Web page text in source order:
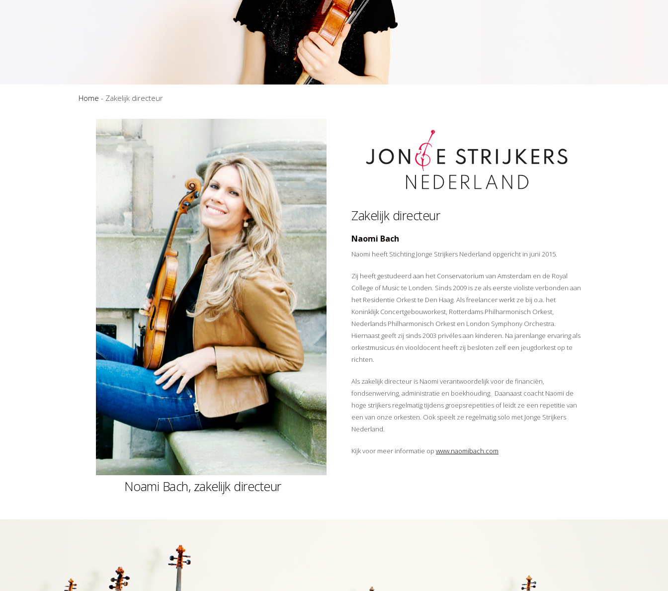
Home - Zakelijk directeur
Noami Bach, zakelijk directeur
Zakelijk directeur
Naomi Bach
Naomi heeft Stichting Jonge Strijkers Nederland opgericht in juni 2015.
Zij heeft gestudeerd aan het Conservatorium van Amsterdam en de Royal
College of Music te Londen. Sinds 2009 is ze als eerste violiste verbonden aan
het Residentie Orkest te Den Haag. Als freelancer werkt ze bij o.a. het
Koninklijk Concertgebouworkest, Rotterdams Philharmonisch Orkest,
Nederlands Philharmonisch Orkest en London Symphony Orchestra.
Hiernaast geeft zij sinds 2003 privéles aan kinderen. Na jarenlange ervaring als
orkestmusicus én viooldocent heeft zij besloten zelf een jeugdorkest op te
richten.
Als zakelijk directeur is Naomi verantwoordelijk voor de financiën,
fondsenwerving, administratie en boekhouding. Daanaast coacht Naomi de
hoge strijkers regelmatig tijdens groepsrepetities of leidt ze een repetitie van
een van onze orkesten. Ook speelt ze regelmatig solo met Jonge Strijkers
Nederland.
Kijk voor meer informatie op www.naomibach.com